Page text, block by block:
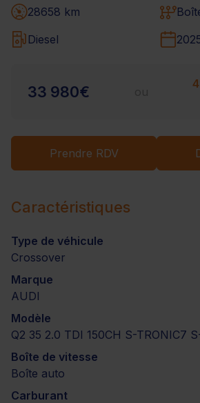
28658 km
Diesel
33 980€
Prendre RDV
Caractéristiques
Type de véhicule
Crossover
Marque
AUDI
Modèle
Q2 35 2.0 TDI 150CH S-TRONIC7
Boîte de vitesse
Boîte auto
Carburant